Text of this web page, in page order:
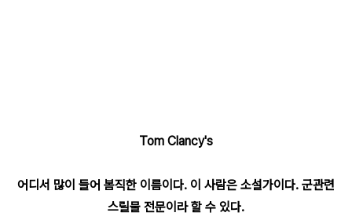
Tom Clancy's
어디서 많이 들어 봄직한 이름이다. 이 사람은 소설가이다. 군관련
스릴물 전문이라 할 수 있다.